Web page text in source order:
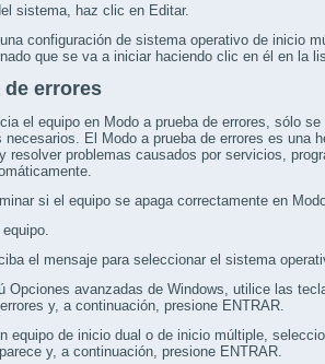
sistema, haz clic en Editar.
configuración de sistema operativo de inicio
que se va a iniciar haciendo clic en él en la
de errores
el equipo en Modo a prueba de errores, sólo
necesarios. El Modo a prueba de errores es una
resolver problemas causados por servicios,
si el equipo se apaga correctamente en
el mensaje para seleccionar el sistema
Opciones avanzadas de Windows, utilice las
y, a continuación, presione ENTRAR.
equipo de inicio dual o de inicio múltiple,
y, a continuación, presione ENTRAR.